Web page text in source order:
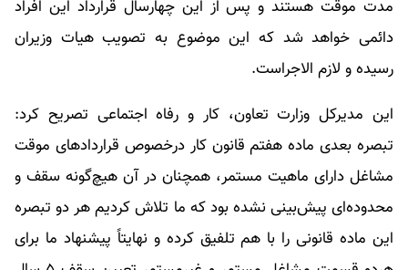
مدت موقت هستند و پس از این چهارسال قرارداد این افراد
دائمی خواهد شد که این موضوع به تصویب هیات وزیران
رسیده و لازم الاجراست.
این مدیرکل وزارت تعاون، کار و رفاه اجتماعی تصریح کرد:
تبصره بعدی ماده هفتم قانون کار درخصوص قراردادهای موقت
مشاغل دارای ماهیت مستمر، همچنان در آن هیچ‌گونه سقف و
محدوده‌ای پیش‌بینی نشده بود که ما تلاش کردیم هر دو تبصره
این ماده قانونی را با هم تلفیق کرده و نهایتاً پیشنهاد ما برای